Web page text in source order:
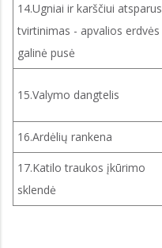
14.Ugniai ir karščiui atsparus
tvirtinimas - apvalios erdvės
galinė pusė
15.Valymo dangtelis
16.Ardėlių rankena
17.Katilo traukos įkūrimo
sklendė